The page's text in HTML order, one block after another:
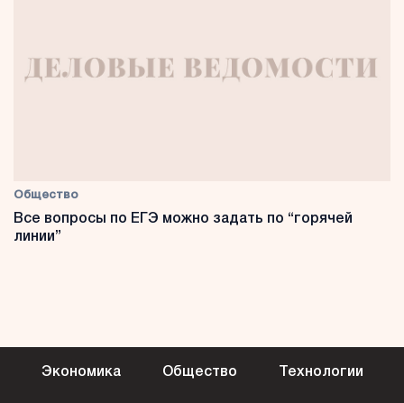
Общество
Все вопросы по ЕГЭ можно задать по “горячей
линии”
Экономика Общество Технологии